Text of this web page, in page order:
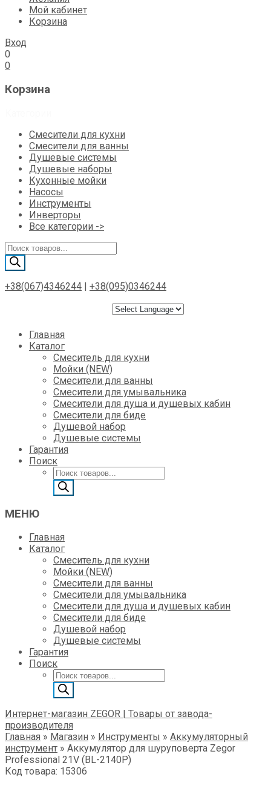
Мой кабинет
Корзина
Вход
0
0
Корзина
Смесители для кухни
Смесители для ванны
Душевые системы
Душевые наборы
Кухонные мойки
Насосы
Инструменты
Инверторы
Все категории ->
Поиск
товаров
+38(067)4346244 | +38(095)0346244
Skip
Главная
Каталог
Смеситель для кухни
Мойки (NEW)
Смесители для ванны
Смесители для умывальника
Смесители для душа и душевых кабин
Смесители для биде
Душевой набор
Душевые системы
Гарантия
Поиск
Поиск
товаров
МЕНЮ
Главная
Каталог
Смеситель для кухни
Мойки (NEW)
Смесители для ванны
Смесители для умывальника
Смесители для душа и душевых кабин
Смесители для биде
Душевой набор
Душевые системы
Гарантия
Поиск
Поиск
товаров
Интернет-магазин ZEGOR | Товары от завода-
производителя
Главная » Магазин » Инструменты » Аккумуляторный
инструмент » Аккумулятор для шуруповерта Zegor
Professional 21V (BL-2140P)
Код товара: 15306